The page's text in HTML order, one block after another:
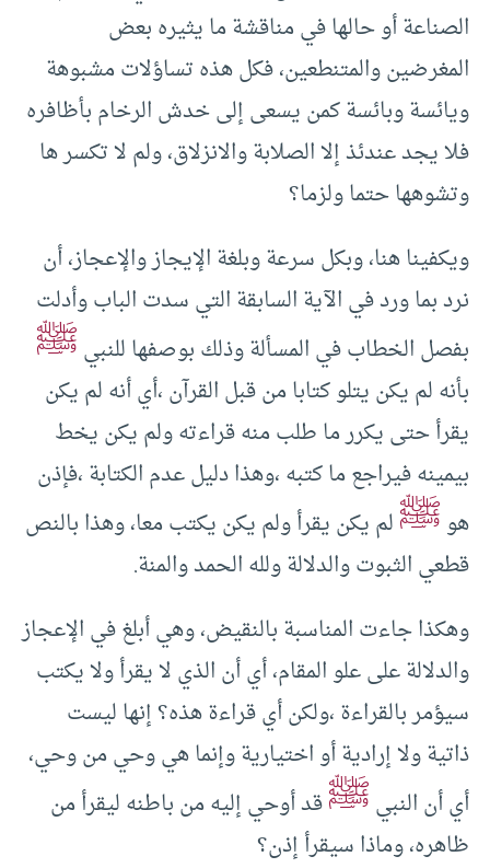
الصناعة أو حالها في مناقشة ما يثيره بعض
المغرضين والمتنطعين، فكل هذه تساؤلات مشبوهة
ويائسة وبائسة كمن يسعى إلى خدش الرخام بأظافره
فلا يجد عندئذ إلا الصلابة والانزلاق، ولم لا تكسر ها
وتشوهها حتما ولزما؟
ويكفينا هنا، وبكل سرعة وبلغة الإيجاز والإعجاز، أن
نرد بما ورد في الآية السابقة التي سدت الباب وأدلت
بفصل الخطاب في المسألة وذلك بوصفها للنبيﷺ
بأنه لم يكن يتلو كتابا من قبل القرآن ،أي أنه لم يكن
يقرأ حتى يكرر ما طلب منه قراءته ولم يكن يخط
بيمينه فيراجع ما كتبه ،وهذا دليل عدم الكتابة ،فإذن
هوﷺلم يكن يقرأ ولم يكن يكتب معا، وهذا بالنص
قطعي الثبوت والدلالة ولله الحمد والمنة.
وهكذا جاءت المناسبة بالنقيض، وهي أبلغ في الإعجاز
والدلالة على علو المقام، أي أن الذي لا يقرأ ولا يكتب
سيؤمر بالقراءة ،ولكن أي قراءة هذه؟ إنها ليست
ذاتية ولا إرادية أو اختيارية وإنما هي وحي من وحي،
أي أن النبيﷺقد أوحي إليه من باطنه ليقرأ من
ظاهره، وماذا سيقرأ إذن؟